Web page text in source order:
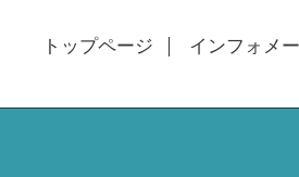
トップページ インフォメ